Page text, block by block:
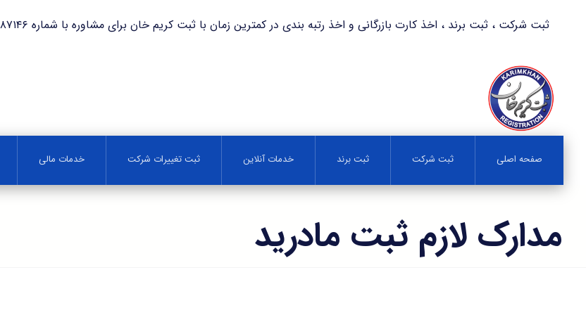
ثبت شرکت ، ثبت برند ، اخذ کارت بازرگانی و اخذ رتبه بندی در کمترین زمان با ثبت کریم خان برای مشاوره با شماره ۸۷۱۴۶ تماس حاصل فرمایید.
صفحه اصلی ثبت شرکت ثبت برند خدمات آنلاین ثبت تغییرات شرکت خدمات مالی
مدارک لازم ثبت مادرید